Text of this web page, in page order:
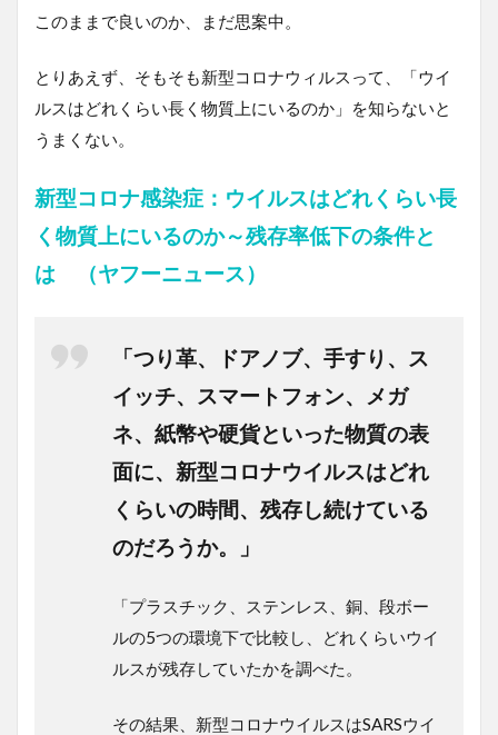
このままで良いのか、まだ思案中。
とりあえず、そもそも新型コロナウィルスって、「ウイ
ルスはどれくらい長く物質上にいるのか」を知らないと
うまくない。
新型コロナ感染症：ウイルスはどれくらい長
く物質上にいるのか～残存率低下の条件と
は （ヤフーニュース）
「つり革、ドアノブ、手すり、ス
イッチ、スマートフォン、メガ
ネ、紙幣や硬貨といった物質の表
面に、新型コロナウイルスはどれ
くらいの時間、残存し続けている
のだろうか。」
「プラスチック、ステンレス、銅、段ボー
ルの5つの環境下で比較し、どれくらいウイ
ルスが残存していたかを調べた。
その結果、新型コロナウイルスはSARSウイ